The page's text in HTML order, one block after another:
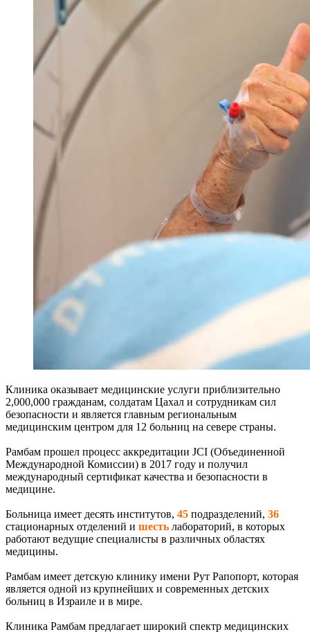
Клиника оказывает медицинские услуги приблизительно
2,000,000 гражданам, солдатам Цахал и сотрудникам сил
безопасности и является главным региональным
медицинским центром для 12 больниц на севере страны.
Рамбам прошел процесс аккредитации JCI (Объединенной
Международной Комиссии) в 2017 году и получил
международный сертификат качества и безопасности в
медицине.
Больница имеет десять институтов, 45 подразделений, 36
стационарных отделений и шесть лабораторий, в которых
работают ведущие специалисты в различных областях
медицины.
Рамбам имеет детскую клинику имени Рут Рапопорт, которая
является одной из крупнейших и современных детских
больниц в Израиле и в мире.
Клиника Рамбам предлагает широкий спектр медицинских